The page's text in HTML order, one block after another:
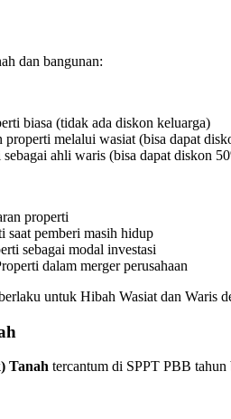
dan bangunan:
biasa (tidak ada diskon keluarga)
properti melalui wasiat (bisa dapat
ahli waris (bisa dapat diskon
properti
saat pemberi masih hidup
sebagai modal investasi
dalam merger perusahaan
untuk Hibah Wasiat dan Waris
Tanah tercantum di SPPT PBB tahun